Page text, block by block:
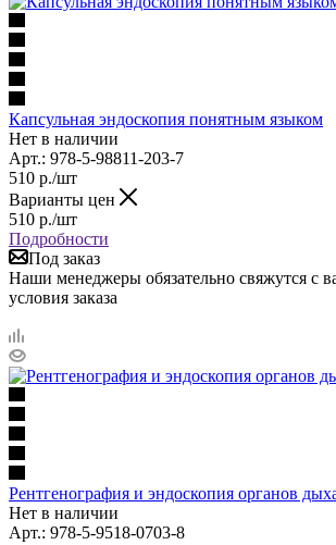
Капсульная эндоскопия понятным языком
Нет в наличии
Арт.: 978-5-98811-203-7
510 р./шт
Варианты цен
510 р./шт
Подробности
Под заказ
Наши менеджеры обязательно свяжутся с
условия заказа
Рентгенография и эндоскопия органов
Нет в наличии
Арт.: 978-5-9518-0703-8